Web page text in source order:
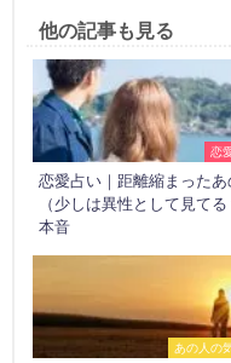
他の記事も見る
恋
恋愛占い｜距離縮まったあ
（少しは異性として見てる
本音
あの人の